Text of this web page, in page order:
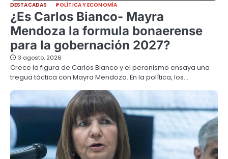
DESTACADAS POLÍTICA Y ECONOMÍA
¿Es Carlos Bianco- Mayra
Mendoza la formula bonaerense
para la gobernación 2027?
3 agosto, 2026
Crece la figura de Carlos Bianco y el peronismo ensaya una
tregua táctica con Mayra Mendoza. En la política, los…